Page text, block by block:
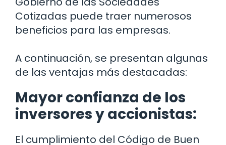
Cotizadas puede traer numerosos
beneficios para las empresas.
A continuación, se presentan algunas
de las ventajas más destacadas:
Mayor confianza de los
inversores y accionistas:
El cumplimiento del Código de Buen